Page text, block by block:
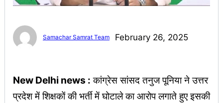
Samachar Samrat Team February 26, 2025
New Delhi news : कांग्रेस सांसद तनुज पूनिया ने उत्तर
प्रदेश में शिक्षकों की भर्ती में घोटाले का आरोप लगाते हुए इसकी